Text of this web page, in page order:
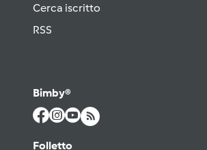
Cerca iscritto
RSS
Bimby®
Folletto